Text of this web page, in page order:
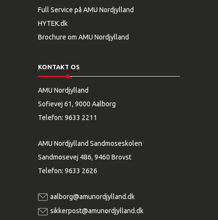
Full Service på AMU Nordjylland
HYTEK.dk
Brochure om AMU Nordjylland
KONTAKT OS
AMU Nordjylland
Sofievej 61, 9000 Aalborg
Telefon: 9633 2211
AMU Nordjylland Sandmoseskolen
Sandmosevej 486, 9460 Brovst
Telefon: 9633 2626
aalborg@amunordjylland.dk
sikkerpost@amunordjylland.dk